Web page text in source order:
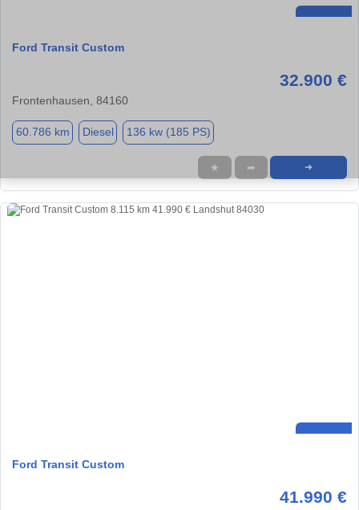
Ford Transit Custom
32.900 €
Frontenhausen, 84160
60.786 km Diesel 136 kw (185 PS)
★ ➦ ➜
Ford Transit Custom
41.990 €